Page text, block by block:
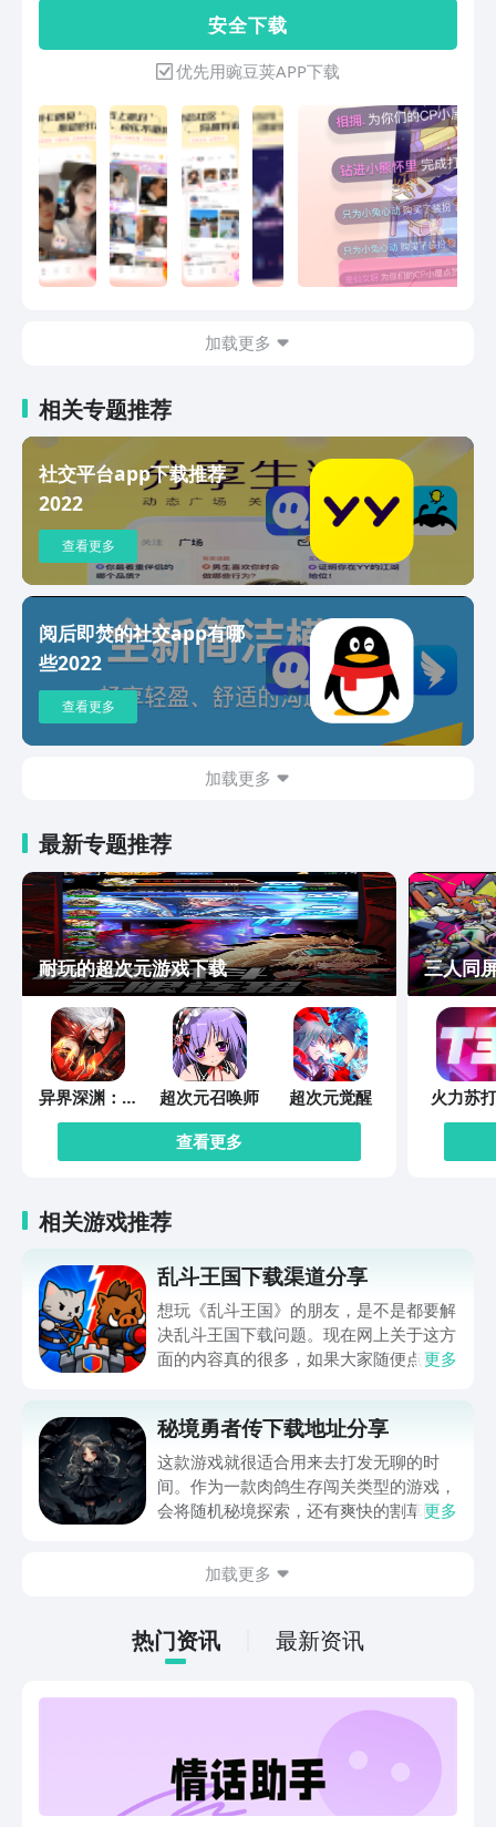
的路人尽是过客，有没有一刻你侧耳倾
听，想寻找呼唤你的声音呢？来语玩吧，
无论白天黑夜，总有人在这里，遇见你，
陪伴你，一见倾心，一路同行。摆脱时空
的约束，脱离现实的身份，在语玩自由表
达、尽情分享，既能寻找知交好友，也能
在生活的旅途中寻找自我。功能介绍：
【遇见】: 无论是划卡片寻找同路人，还
是发期待等待有缘人，扩列总是轻而易
举。【房间】: 支持创建多种房间类型，
在普通房中找CP、聊琐事，无论何时何
在此刻听着同一首歌，或许是一种别样的
那个Ta尽享专属甜蜜，爱意如潮涌上心
头。【3D社区】：创建独特的3D虚拟形
象，丰富的外观、妆容支持深度定制，在
语玩元宇宙中和志同道合的友人们一起创
造内容并尽情享受彼此的陪伴吧。【秘密
树洞】：简单高效，点击即可匹配语音通
话，去接通命中注定的那通电话，开启未
知的偶遇吧。【动态】：让一切的美好有
迹可循，在生活的琐碎中寻找自我。更多
功能如倾语酒吧、圈子、挚友、CP小
屋、假面速配...这一切都等你来发现！如
您使用遇到问题，请在APP内反馈【语玩
团队】或发邮件给我们：
yuwan@yuwantech.com或通过公众号
安 全 下 载
优先用豌豆荚APP下载
加载更多
相关专题推荐
社交平台app下载推荐
2022
查看更多
阅后即焚的社交app有哪
些2022
查看更多
加载更多
最新专题推荐
耐玩的超次元游戏下载
异界深渊：觉
醒
超次元召唤师
超次元觉醒
查看更多
三人同
火力苏
相关游戏推荐
乱斗王国下载渠道分享
想玩《乱斗王国》的朋友，是不是都要解
决乱斗王国下载问题。现在网上关于这方
面的内容真的很多，如果大家随便点击陌
app进行下载会更加方便，九游是手游福
利最多的游戏平台，在这里不仅能够看到
游戏资源，还能及时查看后续的消息、活
动内容等相关信息。
更多
秘境勇者传下载地址分享
这款游戏就很适合用来去打发无聊的时
间。作为一款肉鸽生存闯关类型的游戏，
会将随机秘境探索，还有爽快的割草闯关
接就可以下载。游戏的上手门槛还是比较
打发无聊的时间，可玩性真的比较高。
更多
加载更多
热门资讯 最新资讯